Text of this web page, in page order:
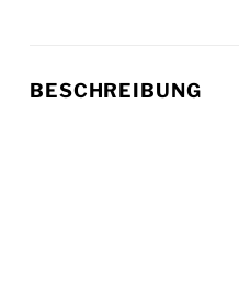
BESCHREIBUNG